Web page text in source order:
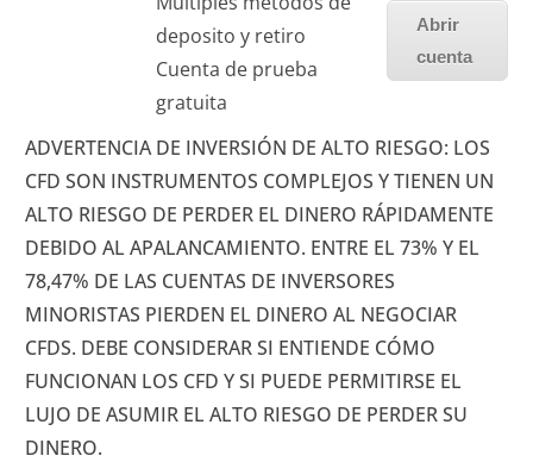
deposito y retiro
Cuenta de prueba
gratuita
Abrir
cuenta
ADVERTENCIA DE INVERSIÓN DE ALTO RIESGO: LOS
CFD SON INSTRUMENTOS COMPLEJOS Y TIENEN UN
ALTO RIESGO DE PERDER EL DINERO RÁPIDAMENTE
DEBIDO AL APALANCAMIENTO. ENTRE EL 73% Y EL
78,47% DE LAS CUENTAS DE INVERSORES
MINORISTAS PIERDEN EL DINERO AL NEGOCIAR
CFDS. DEBE CONSIDERAR SI ENTIENDE CÓMO
FUNCIONAN LOS CFD Y SI PUEDE PERMITIRSE EL
LUJO DE ASUMIR EL ALTO RIESGO DE PERDER SU
DINERO.